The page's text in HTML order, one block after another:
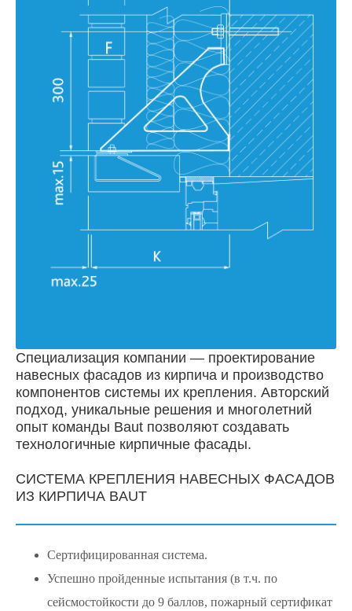
Специализация компании — проектирование
навесных фасадов из кирпича и производство
компонентов системы их крепления. Авторский
подход, уникальные решения и многолетний
опыт команды Baut позволяют создавать
технологичные кирпичные фасады.
СИСТЕМА КРЕПЛЕНИЯ НАВЕСНЫХ ФАСАДОВ
ИЗ КИРПИЧА BAUT
Сертифицированная система.
Успешно пройденные испытания (в т.ч. по
сейсмостойкости до 9 баллов, пожарный сертификат